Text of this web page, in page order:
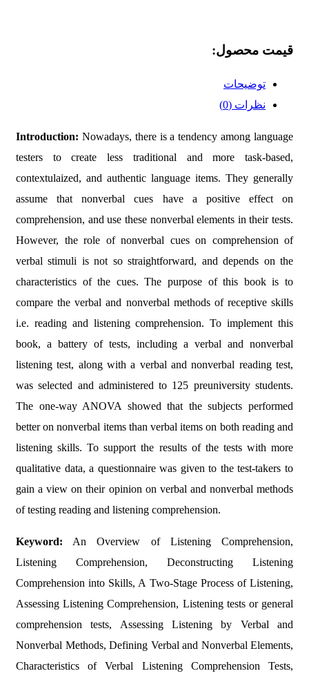
قیمت محصول:​
توضیحات
نظرات (0)
Introduction: Nowadays, there is a tendency among language
testers to create less traditional and more task-based,
contextulaized, and authentic language items. They generally
assume that nonverbal cues have a positive effect on
comprehension, and use these nonverbal elements in their tests.
However, the role of nonverbal cues on comprehension of
verbal stimuli is not so straightforward, and depends on the
characteristics of the cues. The purpose of this book is to
compare the verbal and nonverbal methods of receptive skills
i.e. reading and listening comprehension. To implement this
book, a battery of tests, including a verbal and nonverbal
listening test, along with a verbal and nonverbal reading test,
was selected and administered to 125 preuniversity students.
The one-way ANOVA showed that the subjects performed
better on nonverbal items than verbal items on both reading and
listening skills. To support the results of the tests with more
qualitative data, a questionnaire was given to the test-takers to
gain a view on their opinion on verbal and nonverbal methods
of testing reading and listening comprehension.
Keyword: An Overview of Listening Comprehension,
Listening Comprehension, Deconstructing Listening
Comprehension into Skills, A Two-Stage Process of Listening,
Assessing Listening Comprehension, Listening tests or general
comprehension tests, Assessing Listening by Verbal and
Nonverbal Methods, Defining Verbal and Nonverbal Elements,
Characteristics of Verbal Listening Comprehension Tests,